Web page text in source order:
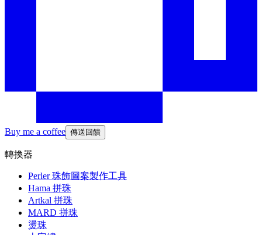
Buy me a coffee 傳送回饋
轉換器
Perler 珠飾圖案製作工具
Hama 拼珠
Artkal 拼珠
MARD 拼珠
燙珠